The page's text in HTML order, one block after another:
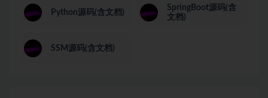
Python源码(含文档)
SpringBoot源码(含
文档)
SSM源码(含文档)